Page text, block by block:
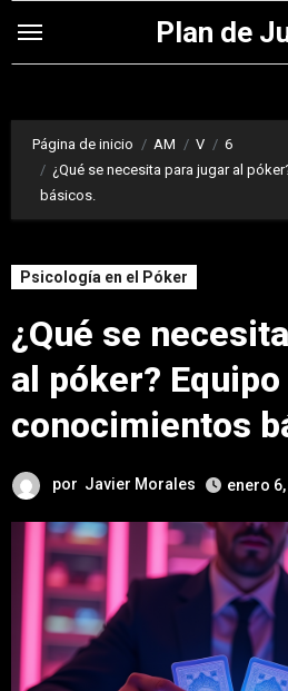
Plan de
Página de inicio AM V
6
¿Qué se necesita para jugar al
básicos.
Psicología en el Póker
¿Qué se
al póker? Equipo
conocimientos
por Javier Morales enero